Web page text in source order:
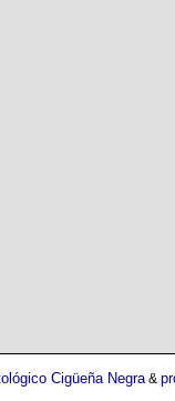
Cigüeña Negra&